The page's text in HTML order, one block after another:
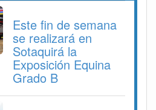
Este fin de semana
se realizará en
Sotaquirá la
Exposición Equina
Grado B